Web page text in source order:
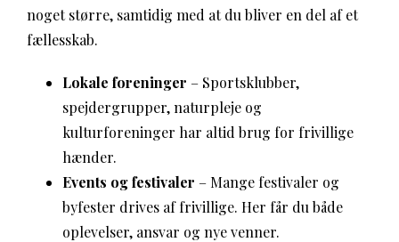
noget større, samtidig med at du bliver en del af et
fællesskab.
Lokale foreninger – Sportsklubber,
spejdergrupper, naturpleje og
kulturforeninger har altid brug for frivillige
hænder.
Events og festivaler – Mange festivaler og
byfester drives af frivillige. Her får du både
oplevelser, ansvar og nye venner.